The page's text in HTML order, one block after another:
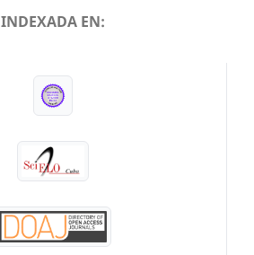
INDEXADA EN: